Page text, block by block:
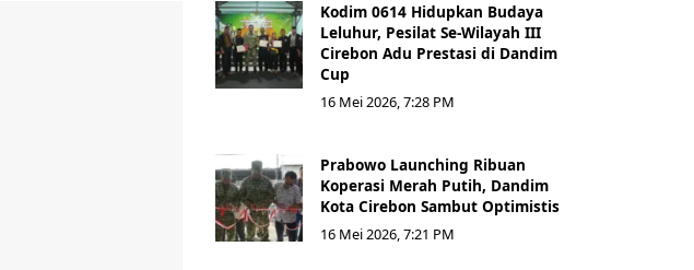
Kodim 0614 Hidupkan Budaya
Leluhur, Pesilat Se-Wilayah III
Cirebon Adu Prestasi di Dandim
Cup
16 Mei 2026, 7:28 PM
Prabowo Launching Ribuan
Koperasi Merah Putih, Dandim
Kota Cirebon Sambut Optimistis
16 Mei 2026, 7:21 PM